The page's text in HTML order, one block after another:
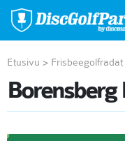
Etusivu > Frisbeegolfradat
Borensberg